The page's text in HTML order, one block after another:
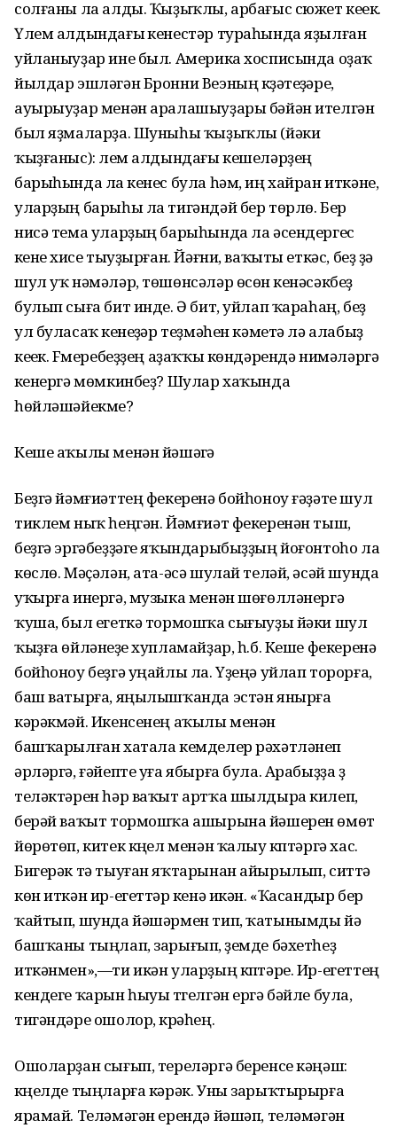
солғаны ла алды. Ҡыҙыҡлы, арбағыс сюжет кеүек.
Үлем алдындағы үкенестәр тураһында яҙылған
уйланыуҙар ине был. Америка хосписында оҙаҡ
йылдар эшләгән Бронни Веэның күҙәтеүҙәре,
ауырыуҙар менән аралашыуҙары бәйән ителгән
был яҙмаларҙа. Шуныһы ҡыҙыҡлы (йәки
ҡыҙғаныс): үлем алдындағы кешеләрҙең
барыһында ла үкенес була һәм, иң хайран иткәне,
уларҙың барыһы ла тигәндәй бер төрлө. Бер
нисә тема уларҙың барыһында ла әсендергес
үкенеү хисе тыуҙырған. Йәғни, ваҡыты еткәс, беҙ ҙә
шул уҡ нәмәләр, төшөнсәләр өсөн үкенәсәкбеҙ
булып сыға бит инде. Ә бит, уйлап ҡараһаң, беҙ
ул буласаҡ үкенеүҙәр теҙмәһен кәметә лә алабыҙ
кеүек. Fүмеребеҙҙең аҙаҡҡы көндәрендә нимәләргә
үкенергә мөмкинбеҙ? Шулар хаҡында
һөйләшәйекме?
Кеше аҡылы менән йәшәүгә
Беҙгә йәмғиәттең фекеренә бойһоноу ғәҙәте шул
тиклем ныҡ һеңгән. Йәмғиәт фекеренән тыш,
беҙгә эргәбеҙҙәге яҡындарыбыҙҙың йоғонтоһо ла
көслө. Мәҫәлән, ата-әсә шулай теләй, әсәй шунда
уҡырға инергә, музыка менән шөғөлләнергә
ҡуша, был егеткә тормошҡа сығыуҙы йәки шул
ҡыҙға өйләнеүҙе хупламайҙар, һ.б. Кеше фекеренә
бойһоноу беҙгә уңайлы ла. Үҙеңә уйлап торорға,
баш ватырға, яңылышҡанда эстән янырға
кәрәкмәй. Икенсенең аҡылы менән
башҡарылған хатала кемделер рәхәтләнеп
әрләргә, ғәйепте уға ябырға була. Арабыҙҙа үҙ
теләктәрен һәр ваҡыт артҡа шылдыра килеп,
берәй ваҡыт тормошҡа ашырына йәшерен өмөт
йөрөтөп, китек күңел менән ҡалыу күптәргә хас.
Бигерәк тә тыуған яҡтарынан айырылып, ситтә
көн иткән ир-егеттәр үкенә икән. «Ҡасандыр бер
ҡайтып, шунда йәшәрмен тип, ҡатынымды йә
башҡаны тыңлап, зарығып, үҙемде бәхетһеҙ
иткәнмен»,—ти икән уларҙың күптәре. Ир-егеттең
кендеге ҡарын һыуы түгелгән ергә бәйле була,
тигәндәре ошолор, күрәһең.
Ошоларҙан сығып, тереләргә беренсе кәңәш:
күңелде тыңларға кәрәк. Уны зарыҡтырырға
ярамай. Теләмәгән ерендә йәшәп, теләмәгән